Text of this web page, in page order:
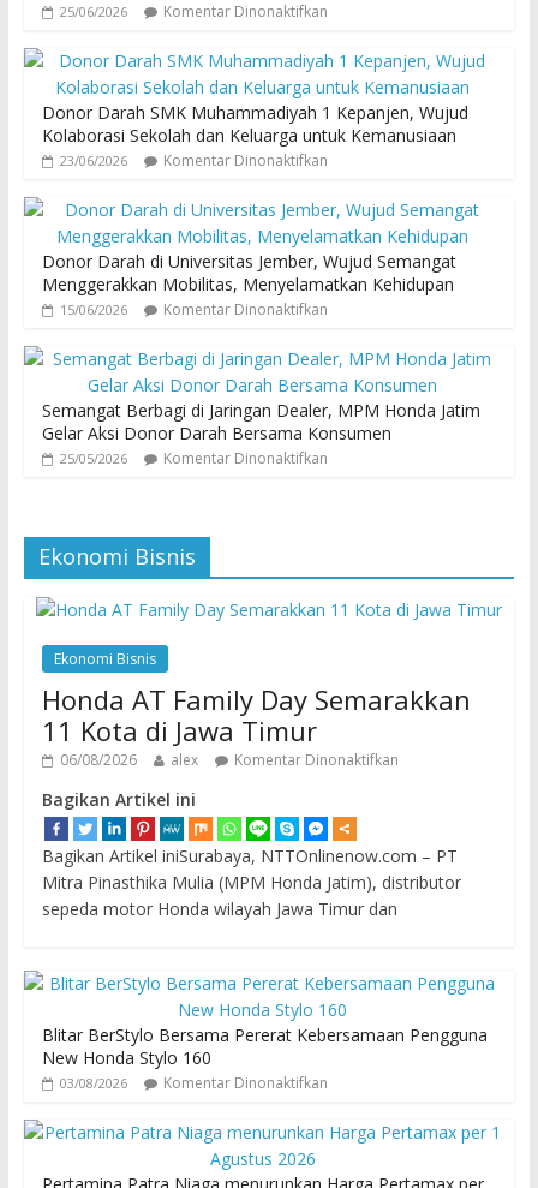
25/06/2026 Komentar Dinonaktifkan
Donor Darah SMK Muhammadiyah 1 Kepanjen, Wujud
Kolaborasi Sekolah dan Keluarga untuk Kemanusiaan
23/06/2026 Komentar Dinonaktifkan
Donor Darah di Universitas Jember, Wujud Semangat
Menggerakkan Mobilitas, Menyelamatkan Kehidupan
15/06/2026 Komentar Dinonaktifkan
Semangat Berbagi di Jaringan Dealer, MPM Honda Jatim
Gelar Aksi Donor Darah Bersama Konsumen
25/05/2026 Komentar Dinonaktifkan
Ekonomi Bisnis
Ekonomi Bisnis
Honda AT Family Day Semarakkan
11 Kota di Jawa Timur
06/08/2026 alex Komentar Dinonaktifkan
Bagikan Artikel ini
Bagikan Artikel iniSurabaya, NTTOnlinenow.com – PT
Mitra Pinasthika Mulia (MPM Honda Jatim), distributor
sepeda motor Honda wilayah Jawa Timur dan
Blitar BerStylo Bersama Pererat Kebersamaan Pengguna
New Honda Stylo 160
03/08/2026 Komentar Dinonaktifkan